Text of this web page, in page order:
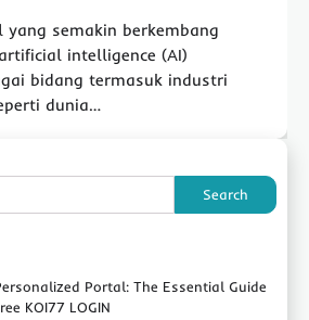
semakin berkembang
intelligence (AI)
bidang termasuk industri
dunia…
Search
Portal: The Essential Guide
KOI77 LOGIN